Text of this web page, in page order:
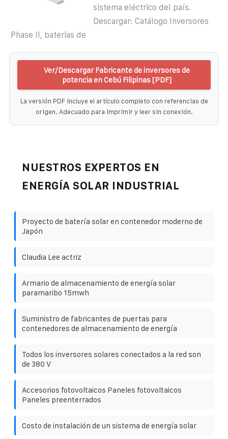
sistema eléctrico del país.
Descargar: Catálogo Inversores
Phase II, baterias de
Ver/Descargar Fabricante de inversores de
potencia en Cebú Filipinas [PDF]
La versión PDF incluye el artículo completo con referencias de
origen. Adecuado para imprimir y leer sin conexión.
NUESTROS EXPERTOS EN
ENERGÍA SOLAR INDUSTRIAL
Proyecto de batería solar en contenedor moderno de
Japón
Claudia Lee actriz
Armario de almacenamiento de energía solar
paramaribo 15mwh
Suministro de fabricantes de puertas para
contenedores de almacenamiento de energía
Todos los inversores solares conectados a la red son
de 380 V
Accesorios fotovoltaicos Paneles fotovoltaicos
Paneles preenterrados
Costo de instalación de un sistema de energía solar